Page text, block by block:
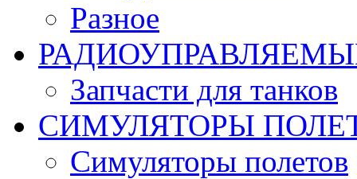
Разное
Запчасти для танков
СИМУЛЯТОРЫ
Симуляторы полетов